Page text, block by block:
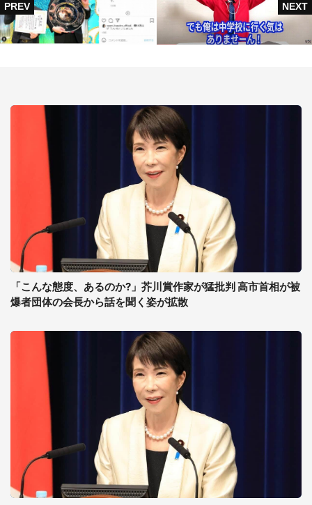
「こんな態度、あるのか?」芥川賞作家が猛批判 高市首相が被
爆者団体の会長から話を聞く姿が拡散